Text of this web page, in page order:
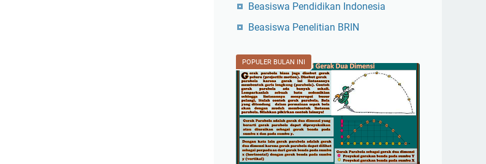
Beasiswa Pendidikan Indonesia
Beasiswa Penelitian BRIN
POPULER BULAN INI